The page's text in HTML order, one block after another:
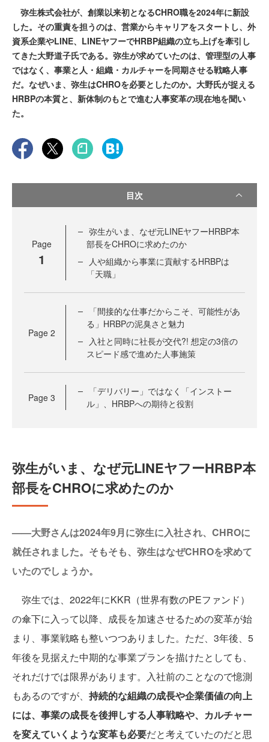
弥生株式会社が、創業以来初となるCHRO職を2024年に新設
した。その重責を担うのは、営業からキャリアをスタートし、外
資系企業やLINE、LINEヤフーでHRBP組織の立ち上げを牽引し
てきた大野道子氏である。弥生が求めていたのは、管理型の人事
ではなく、事業と人・組織・カルチャーを同期させる戦略人事
だ。なぜいま、弥生はCHROを必要としたのか。大野氏が捉える
HRBPの本質と、新体制のもとで進む人事変革の現在地を聞い
た。
目次
Page
1
弥生がいま、なぜ元LINEヤフーHRBP本
部長をCHROに求めたのか
人や組織から事業に貢献するHRBPは
「天職」
Page 2
「間接的な仕事だからこそ、可能性があ
る」HRBPの泥臭さと魅力
入社と同時に社長が交代?! 想定の3倍の
スピード感で進めた人事施策
Page 3
「デリバリー」ではなく「インストー
ル」、HRBPへの期待と役割
弥生がいま、なぜ元LINEヤフーHRBP本
部長をCHROに求めたのか
——大野さんは2024年9月に弥生に入社され、CHROに
就任されました。そもそも、弥生はなぜCHROを求めて
いたのでしょうか。
弥生では、2022年にKKR（世界有数のPEファンド）
の傘下に入って以降、成長を加速させるための変革が始
まり、事業戦略も整いつつありました。ただ、3年後、5
年後を見据えた中期的な事業プランを描けたとしても、
それだけでは限界があります。入社前のことなので憶測
もあるのですが、 持続的な組織の成長や企業価値の向上
には、事業の成長を後押しする人事戦略や、カルチャー
を変えていくような変革も必要だと考えていたのだと思